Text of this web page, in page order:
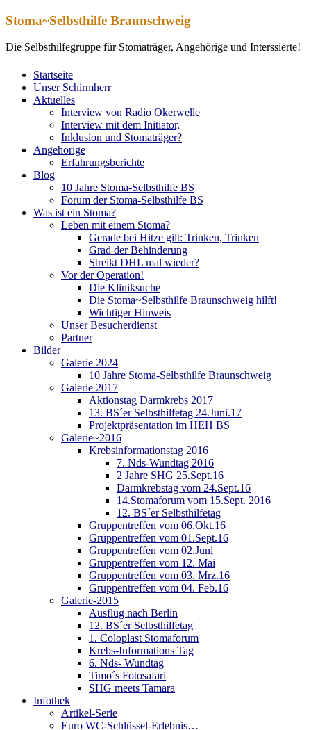
Zum
springen
Stoma~Selbsthilfe Braunschweig
Die Selbsthilfegruppe für Stomaträger, Angehörige und Interssierte!
Startseite
Unser Schirmherr
Aktuelles
Interview von Radio Okerwelle
Interview mit dem Initiator,
Inklusion und Stomaträger?
Angehörige
Erfahrungsberichte
Blog
10 Jahre Stoma-Selbsthilfe BS
Forum der Stoma-Selbsthilfe BS
Was ist ein Stoma?
Leben mit einem Stoma?
Gerade bei Hitze gilt: Trinken, Trinken
Grad der Behinderung
Streikt DHL mal wieder?
Vor der Operation!
Die Kliniksuche
Die Stoma~Selbsthilfe Braunschweig hilft!
Wichtiger Hinweis
Unser Besucherdienst
Partner
Bilder
Galerie 2024
10 Jahre Stoma-Selbsthilfe Braunschweig
Galerie 2017
Aktionstag Darmkrebs 2017
13. BS´er Selbsthilfetag 24.Juni.17
Projektpräsentation im HEH BS
Galerie~2016
Krebsinformationstag 2016
7. Nds-Wundtag 2016
2 Jahre SHG 25.Sept.16
Darmkrebstag vom 24.Sept.16
14.Stomaforum vom 15.Sept. 2016
12. BS´er Selbsthilfetag
Gruppentreffen vom 06.Okt.16
Gruppentreffen vom 01.Sept.16
Gruppentreffen vom 02.Juni
Gruppentreffen vom 12. Mai
Gruppentreffen vom 03. Mrz.16
Gruppentreffen vom 04. Feb.16
Galerie-2015
Ausflug nach Berlin
12. BS´er Selbsthilfetag
1. Coloplast Stomaforum
Krebs-Informations Tag
6. Nds- Wundtag
Timo´s Fotosafari
SHG meets Tamara
Infothek
Artikel-Serie
Euro WC-Schlüssel-Erlebnis…